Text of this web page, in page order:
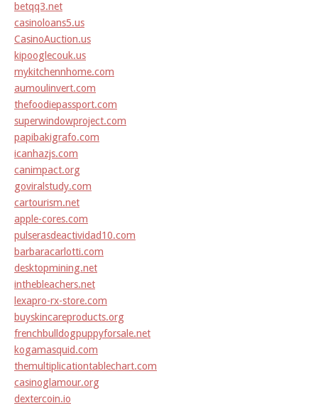
betqq3.net
casinoloans5.us
CasinoAuction.us
kipooglecouk.us
mykitchennhome.com
aumoulinvert.com
thefoodiepassport.com
superwindowproject.com
papibakigrafo.com
icanhazjs.com
canimpact.org
goviralstudy.com
cartourism.net
apple-cores.com
pulserasdeactividad10.com
barbaracarlotti.com
desktopmining.net
inthebleachers.net
lexapro-rx-store.com
buyskincareproducts.org
frenchbulldogpuppyforsale.net
kogamasquid.com
themultiplicationtablechart.com
casinoglamour.org
dextercoin.io